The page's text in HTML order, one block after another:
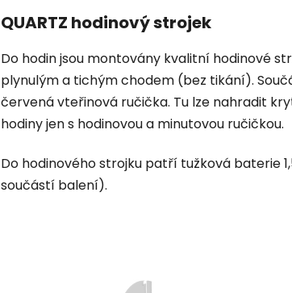
QUARTZ hodinový strojek
Do hodin jsou montovány kvalitní hodinové
plynulým a tichým chodem (bez tikání).
červená vteřinová ručička. Tu lze nahradit
hodiny jen s hodinovou a minutovou ručičkou.
Do hodinového strojku patří tužková baterie
součástí balení).